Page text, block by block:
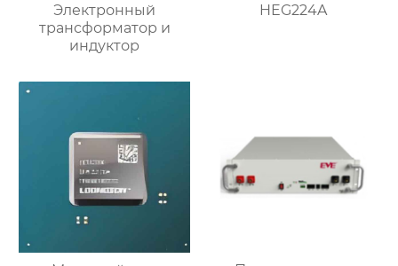
Электронный
трансформатор и
индуктор
HEG224A